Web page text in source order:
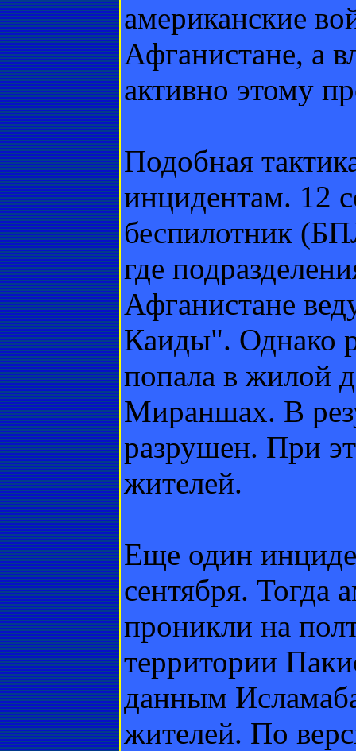
американские
Афганистане, а
активно этому
Подобная
инцидентам. 12
беспилотник
где
Афганистане
Каиды". Однако
попала в жилой
Мираншах. В
разрушен. При
жителей.
Еще один
сентября. Тогда
проникли на
территории
данным
жителей. По